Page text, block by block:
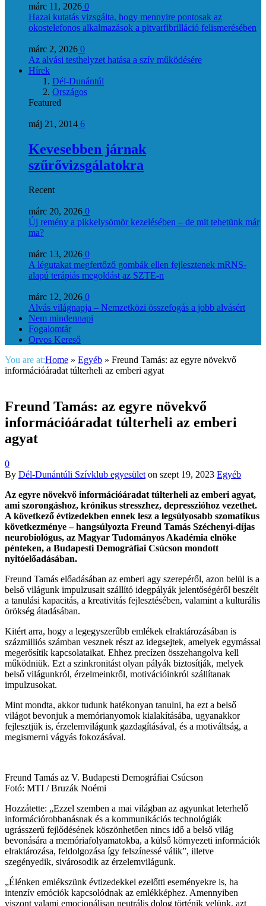
márc 11, 2026 0
Hazai kutatás vizsgálta, hogy mennyire pontosak az
okostelefonos alkalmazások a pitvarfibrilláció felismerésében
márc 2, 2026 0
Az alvási testhelyzet hatása a szív működésére
Hírek
Dél-Dunántúl
Országos
Featured
máj 21, 2014 6
Kevesebben járnak
szűrővizsgálatokra
Recent
márc 20, 2026 0
Új remény a pikkelysömör kezelésében – de mit tehetünk már
ma?
márc 13, 2026 0
A légutakat megfertőző gombák ellen fejlesztenek mRNS-
alapú terápiás megoldást az SZTE-n
márc 12, 2026 0
Alvás világnapja – Nemzetközi összefogás a jobb alvásért
Nem mindennapi
Fogalomtár
Orvos Kereső
You are at:Home » Egyéb » Freund Tamás: az egyre növekvő
információáradat túlterheli az emberi agyat
Freund Tamás: az egyre növekvő
információáradat túlterheli az emberi
agyat
0
By Dél-Dunántúli Szívklub egyesület on szept 19, 2023 Egyéb
Az egyre növekvő információáradat túlterheli az emberi agyat,
ami szorongáshoz, krónikus stresszhez, depresszióhoz vezethet.
A következő évtizedekben ennek lesz a legsúlyosabb szomatikus
következménye – hangsúlyozta Freund Tamás Széchenyi-díjas
neurobiológus, az Magyar Tudományos Akadémia elnöke
pénteken, a Budapesti Demográfiai Csúcson mondott
nyitóelőadásában.
Freund Tamás előadásában az emberi agy szerepéről, azon belül is a
belső világunk impulzusait szállító idegpályák jelentőségéről beszélt
a tanulási kapacitás, a kreativitás fejlesztésében, valamint a kulturális
örökség átadásában.
Kitért arra, hogy a legegyszerűbb emlékek elraktározásában is
százmilliós számban vesznek részt az idegsejtek, amelyek egymással
megerősítik kapcsolataikat. Ehhez precízen összehangolva kell
működniük. Ezt a szinkronitást olyan pályák biztosítják, melyek
belső világunkról, érzelmeinkről, motivációinkról szállítanak
impulzusokat.
Mint mondta, akkor tudunk hatékonyan tanulni, ha ezt a belső
világot bevonjuk a memórianyomok kialakításába, ugyanakkor
fejlesztjük is, érzelemvilágunk gazdagításával, és a motiváltság, a
megismerni vágyás fokozásával.
Freund Tamás az V. Budapesti Demográfiai Csúcson
Fotó: MTI / Bruzák Noémi
Hozzátette: „Ezzel szemben a mai világban az agyunkat leterhelő
információrobbanásnak és a kommunikációs technológiák
ugrásszerű fejlődésének köszönhetően nincs idő a belső világ
bevonására a memóriafolyamatokba, a külső környezeti információk
elraktározása, feldolgozása így felszínessé válik”, illetve
szegényedik, sivárosodik az érzelemvilágunk.
„Élénken emlékszünk évtizedekkel ezelőtti eseményekre is, ha
intenzív emóciók kapcsolódnak az emlékképhez. Amennyiben
viszont valami emocionálisan neutrális dolog történik velünk, azt